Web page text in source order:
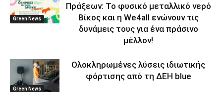
Green News
Πράξεων: Το φυσικό μεταλλικό νερό
Βίκος και η We4all ενώνουν τις
δυνάμεις τους για ένα πράσινο
μέλλον!
Green News
Ολοκληρωμένες λύσεις ιδιωτικής
φόρτισης από τη ΔΕΗ blue